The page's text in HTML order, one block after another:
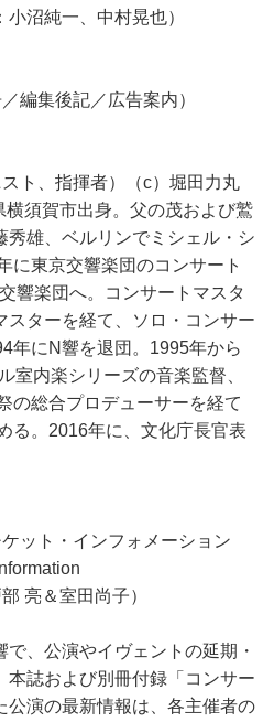
沼純一、中村晃也）
編集後記／広告案内）
ト、指揮者）（c）堀田力丸
須賀市出身。父の茂および鷲
秀雄、ベルリンでミシェル・シ
に東京交響楽団のコンサート
響楽団へ。コンサートマスタ
スターを経て、ソロ・コンサー
年にN響を退団。1995年から
室内楽シリーズの音楽監督、
の総合プロデューサーを経て
る。2016年に、文化庁長官表
ット・インフォメーション
亮＆室田尚子）
、公演やイヴェントの延期・
本誌および別冊付録「コンサー
公演の最新情報は、各主催者の